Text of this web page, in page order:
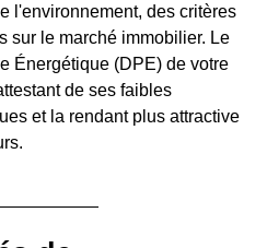
l'environnement, des critères
sur le marché immobilier. Le
Énergétique (DPE) de votre
de ses faibles
et la rendant plus attractive